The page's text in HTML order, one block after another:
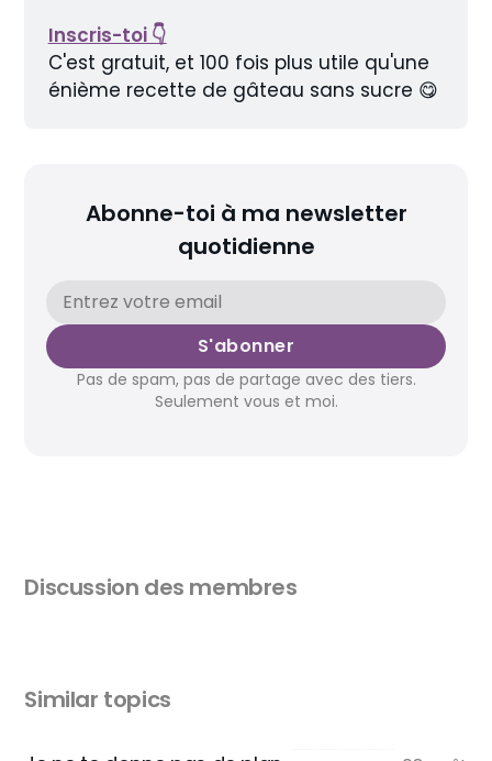
Inscris-toi 👇
C'est gratuit, et 100 fois plus utile qu'une
énième recette de gâteau sans sucre 😋
Abonne-toi à ma newsletter
quotidienne
S'abonner
Pas de spam, pas de partage avec des tiers.
Seulement vous et moi.
Discussion des membres
Similar topics